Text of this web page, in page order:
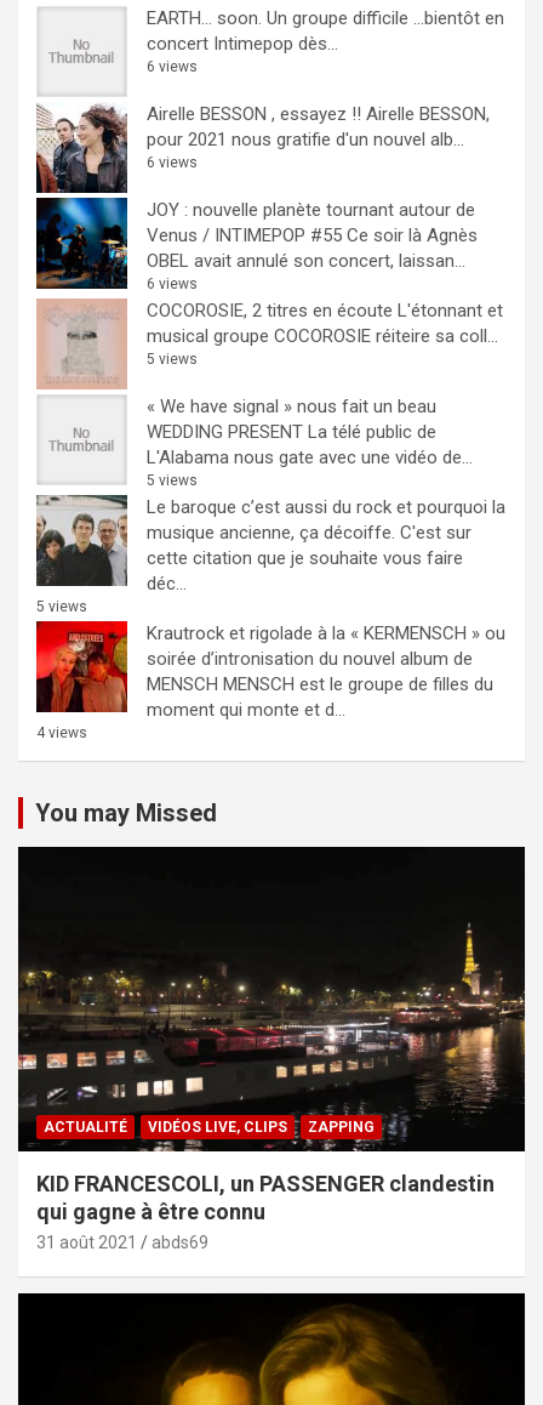
EARTH… soon. Un groupe difficile ...bientôt en
concert Intimepop dès...
6 views
Airelle BESSON , essayez !! Airelle BESSON,
pour 2021 nous gratifie d'un nouvel alb...
6 views
JOY : nouvelle planète tournant autour de
Venus / INTIMEPOP #55 Ce soir là Agnès
OBEL avait annulé son concert, laissan...
6 views
COCOROSIE, 2 titres en écoute L'étonnant et
musical groupe COCOROSIE réiteire sa coll...
5 views
« We have signal » nous fait un beau
WEDDING PRESENT La télé public de
L'Alabama nous gate avec une vidéo de...
5 views
Le baroque c’est aussi du rock et pourquoi la
musique ancienne, ça décoiffe. C'est sur
cette citation que je souhaite vous faire
déc...
5 views
Krautrock et rigolade à la « KERMENSCH » ou
soirée d’intronisation du nouvel album de
MENSCH MENSCH est le groupe de filles du
moment qui monte et d...
4 views
You may Missed
ACTUALITÉ VIDÉOS LIVE, CLIPS ZAPPING
KID FRANCESCOLI, un PASSENGER clandestin
qui gagne à être connu
31 août 2021 abds69